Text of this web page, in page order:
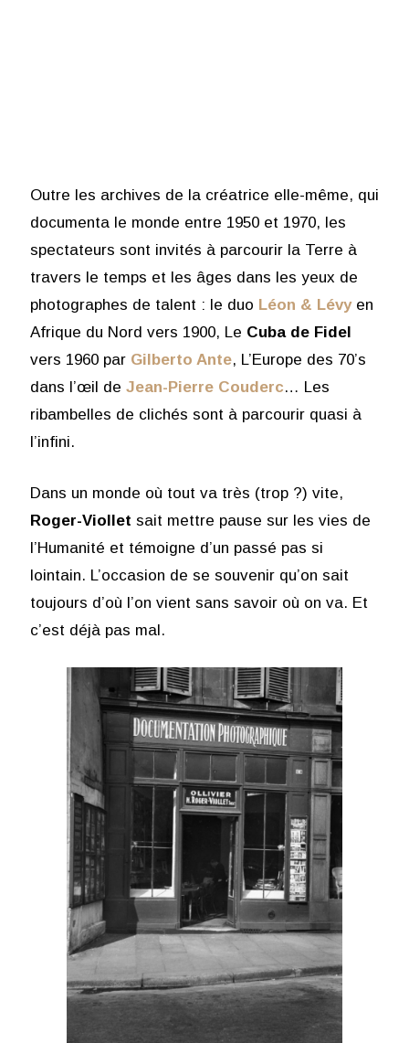
Outre les archives de la créatrice elle-même, qui
documenta le monde entre 1950 et 1970, les
spectateurs sont invités à parcourir la Terre à
travers le temps et les âges dans les yeux de
photographes de talent : le duo Léon & Lévyen
Afrique du Nord vers 1900, Le Cuba de Fidel
vers 1960 par Gilberto Ante, L’Europe des 70’s
dans l’œil de Jean-Pierre Couderc… Les
ribambelles de clichés sont à parcourir quasi à
l’infini.
Dans un monde où tout va très (trop ?) vite,
Roger-Viollet sait mettre pause sur les vies de
l’Humanité et témoigne d’un passé pas si
lointain. L’occasion de se souvenir qu’on sait
toujours d’où l’on vient sans savoir où on va. Et
c’est déjà pas mal.